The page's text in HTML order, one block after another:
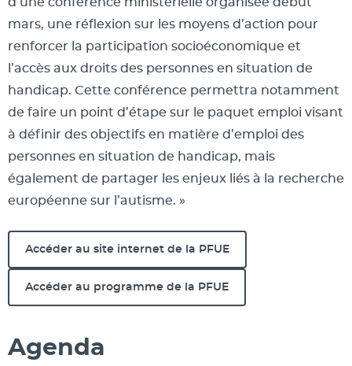
mars, une réflexion sur les moyens d’action pour
renforcer la participation socioéconomique et
l’accès aux droits des personnes en situation de
handicap. Cette conférence permettra notamment
de faire un point d’étape sur le paquet emploi visant
à définir des objectifs en matière d’emploi des
personnes en situation de handicap, mais
également de partager les enjeux liés à la recherche
européenne sur l’autisme. »
Accéder au site internet de la PFUE
Accéder au programme de la PFUE
Agenda